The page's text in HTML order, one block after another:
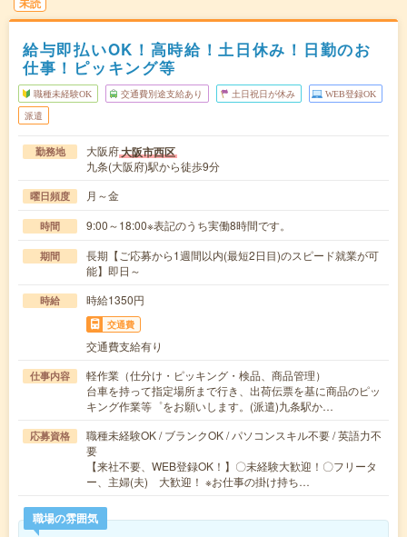
給与即払いOK！高時給！土日休み！日勤のお
仕事！ピッキング等
職種未経験OK 交通費別途支給あり 土日祝日が休み WEB登録OK
派遣
勤務地 大阪府大阪市西区
九条(大阪府)駅から徒歩9分
曜日頻度 月～金
時間 9:00～18:00※表記のうち実働8時間です。
期間
長期【ご応募から1週間以内(最短2日目)のスピード就業が可
能】即日～
時給 時給1350円
交通費
交通費支給有り
仕事内容
軽作業（仕分け・ピッキング・検品、商品管理）
台車を持って指定場所まで行き、出荷伝票を基に商品のピッ
キング作業等゜をお願いします。(派遣)九条駅か…
応募資格
職種未経験OK / ブランクOK / パソコンスキル不要 / 英語力不
要
【来社不要、WEB登録OK！】〇未経験大歓迎！〇フリータ
ー、主婦(夫) 大歓迎！ ※お仕事の掛け持ち…
職場の雰囲気